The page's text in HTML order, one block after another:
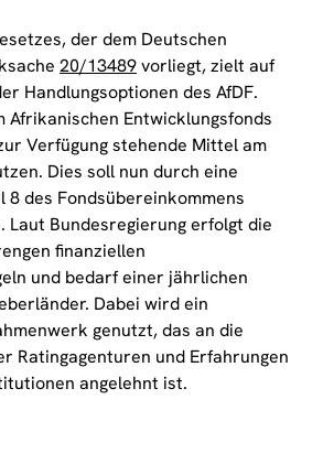
der dem Deutschen
20/13489vorliegt, zielt auf
Handlungsoptionen des AfDF.
Afrikanischen Entwicklungsfonds
Verfügung stehende Mittel am
Dies soll nun durch eine
8 des Fondsübereinkommens
Laut Bundesregierung erfolgt die
finanziellen
und bedarf einer jährlichen
Dabei wird ein
genutzt, das an die
Ratingagenturen und Erfahrungen
angelehnt ist.